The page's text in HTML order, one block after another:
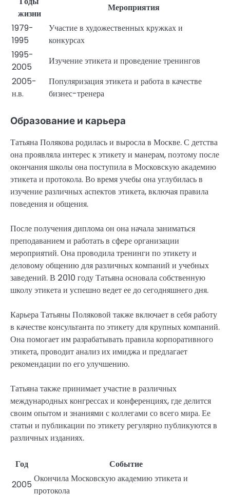
жизни
Мероприятия
1979-
1995
Участие в художественных кружках и
конкурсах
1995-
2005
Изучение этикета и проведение тренингов
2005-
н.в.
Популяризация этикета и работа в качестве
бизнес-тренера
Образование и карьера
Татьяна Полякова родилась и выросла в Москве. С детства
она проявляла интерес к этикету и манерам, поэтому после
окончания школы она поступила в Московскую академию
этикета и протокола. Во время учебы она углубилась в
изучение различных аспектов этикета, включая правила
поведения и общения.
После получения диплома он она начала заниматься
преподаванием и работать в сфере организации
мероприятий. Она проводила тренинги по этикету и
деловому общению для различных компаний и учебных
заведений. В 2010 году Татьяна основала собственную
школу этикета и успешно ведет ее до сегодняшнего дня.
Карьера Татьяны Поляковой также включает в себя работу
в качестве консультанта по этикету для крупных компаний.
Она помогает им разрабатывать правила корпоративного
этикета, проводит анализ их имиджа и предлагает
рекомендации по его улучшению.
Татьяна также принимает участие в различных
международных конгрессах и конференциях, где делится
своим опытом и знаниями с коллегами со всего мира. Ее
статьи и публикации по этикету регулярно публикуются в
различных изданиях.
Год
Событие
2005
Окончила Московскую академию этикета и
протокола